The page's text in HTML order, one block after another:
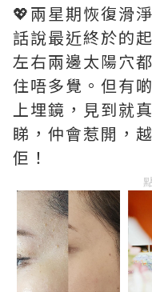
💖兩星期恢復滑
話說最近終於的
左右兩邊太陽穴
住唔多覺。但有
上埋鏡，見到就
睇，仲會惹開，
佢！